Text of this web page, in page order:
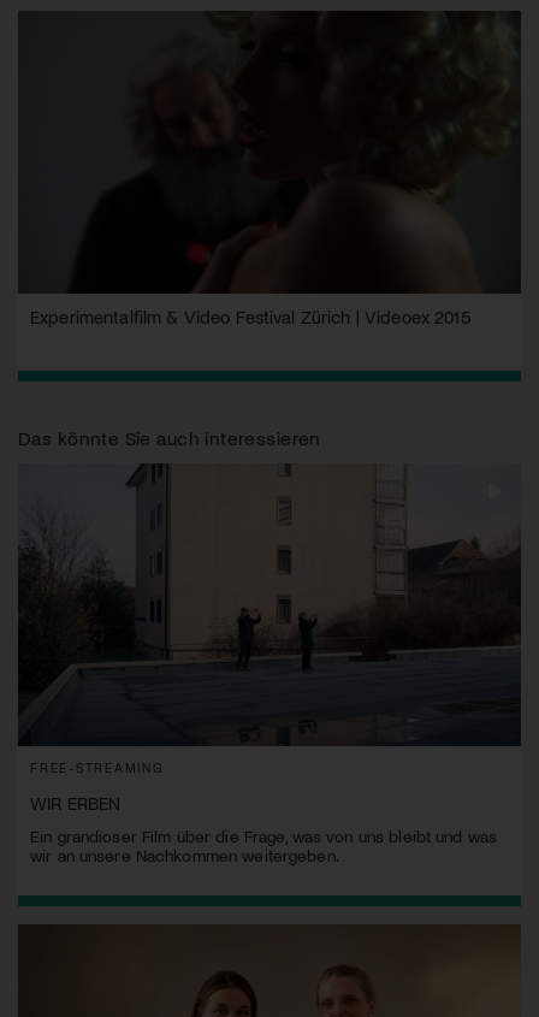
Experimentalfilm & Video Festival Zürich | Videoex 2015
Das könnte Sie auch interessieren
FREE-STREAMING
WIR ERBEN
Ein grandioser Film über die Frage, was von uns bleibt und was
wir an unsere Nachkommen weitergeben.